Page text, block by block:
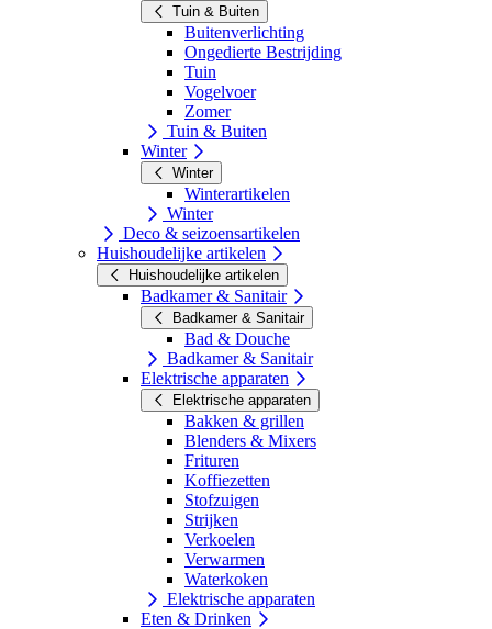
Tuin & Buiten
Buitenverlichting
Ongedierte Bestrijding
Tuin
Vogelvoer
Zomer
Tuin & Buiten
Winter
Winter
Winterartikelen
Winter
Deco & seizoensartikelen
Huishoudelijke artikelen
Huishoudelijke artikelen
Badkamer & Sanitair
Badkamer & Sanitair
Bad & Douche
Badkamer & Sanitair
Elektrische apparaten
Elektrische apparaten
Bakken & grillen
Blenders & Mixers
Frituren
Koffiezetten
Stofzuigen
Strijken
Verkoelen
Verwarmen
Waterkoken
Elektrische apparaten
Eten & Drinken